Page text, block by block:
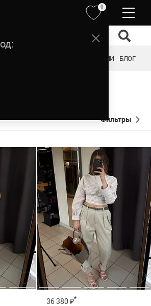
0
АКЦИИ БЛОГ
Фильтры
36 380 ₽*